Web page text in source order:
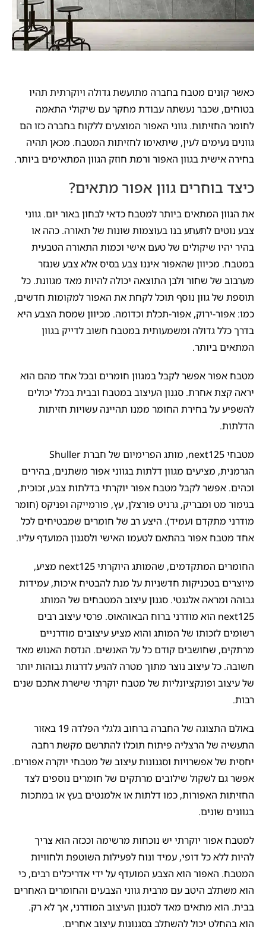
כאשר קונים מטבח בחברה מתועשת גדולה ויוקרתית תהיו
בטוחים, שכבר נעשתה עבודת מחקר עם שיקולי התאמה
לחומר החזיתות. גווני האפור המוצעים ללקוח בחברה כזו הם
גוונים נעימים לעין, שיתאימו לחזיתות המטבח. מכאן תהיה
בחירה אישית בגוון האפור ורמת חוזק הגוון המתאימים ביותר.
כיצד בוחרים גוון אפור מתאים?
את הגוון המתאים ביותר למטבח כדאי לבחון באור יום. גווני
צבע נוטים לתעתע בנו בעוצמות שונות של תאורה. כהה או
בהיר יהיו שיקולים של טעם אישי וכמות התאורה הטבעית
במטבח. מכיוון שהאפור איננו צבע בסיס אלא צבע שנגזר
מערבוב של שחור ולבן התוצאה יכולה להיות מאד מגוונת. כל
תוספת של גוון נוסף תוכל לקחת את האפור למקומות חדשים,
כמו: אפור-ירוק, אפור-תכלת וכדומה. מכיוון שמסת הצבע היא
בדרך כלל גדולה ומשמעותית במטבח חשוב לדייק בגוון
המתאים ביותר.
מטבח אפור אפשר לקבל במגוון חומרים ובכל אחד מהם הוא
יראה קצת אחרת. סגנון העיצוב במטבח ובבית בכלל יכולים
להשפיע על בחירת החומר ממנו תהיינה עשויות חזיתות
הדלתות.
מטבחי next125, מותג הפרימיום של חברת Shuller
הגרמנית, מציעים מגוון דלתות בגווני אפור משתנים, בהירים
וכהים. אפשר לקבל מטבח אפור יוקרתי בדלתות צבע, זכוכית,
בגימור מט ומבריק, גרניט פורצלן, עץ, פורמייקה ופניקס (חומר
מודרני מתקדם ועמיד). היצע רב של חומרים שמבטיחים לכל
אחד מטבח אפור בהתאם לטעמו האישי ולסגנון המועדף עליו.
החומרים המתקדמים, שהמותג היוקרתי next125 מציע,
מיוצרים בטכניקות חדשניות על מנת להבטיח איכות, עמידות
גבוהה ומראה אלגנטי. סגנון עיצוב המטבחים של המותג
next125 הוא מודרני ברוח הבאוהאוס. פרסי עיצוב רבים
רשומים לזכותו של המותג והוא מציע עיצובים מודרניים
מרתקים, שחושבים קודם כל על האנשים. הנדסת האנוש מאד
חשובה. כל עיצוב נוצר מתוך מטרה להגיע לדרגות גבוהות יותר
של עיצוב ופונקציונליות של מטבח יוקרתי שישרת אתכם שנים
רבות.
באולם התצוגה של החברה ברחוב גלגלי הפלדה 19 באזור
התעשיה של הרצליה פיתוח תוכלו להתרשם מקשת רחבה
יחסית של אפשרויות וסגנונות עיצוב של מטבחי יוקרה אפורים.
אפשר גם לשקול שילובים מרתקים של חומרים נוספים לצד
החזיתות האפורות, כמו דלתות או אלמנטים בעץ או במתכות
בגוונים שונים.
למטבח אפור יוקרתי יש נוכחות מרשימה וככזה הוא צריך
להיות ללא כל דופי, עמיד ונוח לפעילות השוטפת ולחוויות
המטבח. האפור הוא הצבע המועדף על ידי אדריכלים רבים, כי
הוא משתלב היטב עם מרבית גווני הצבעים והחומרים האחרים
בבית. הוא מתאים מאד לסגנון העיצוב המודרני, אך לא רק.
הוא בהחלט יכול להשתלב בסגנונות עיצוב אחרים.